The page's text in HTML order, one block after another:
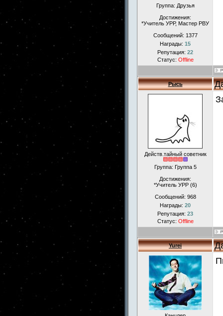
Группа: Друзья
Достижения:
*Учитель УРР, Мастер РВУ
Сообщений: 1377
Награды: 15
Репутация: 22
Статус: Offline
Рысь
Действ.тайный советник
Группа: Группа 5
Достижения:
*Учитель УРР (6)
Сообщений: 968
Награды: 20
Репутация: 23
Статус: Offline
Yurei